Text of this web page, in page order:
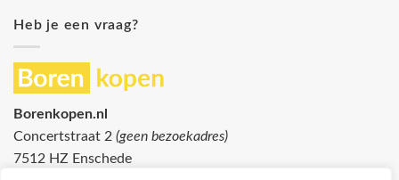
Heb je een vraag?
Borenkopen.nl
Concertstraat 2 (geen bezoekadres)
7512 HZ Enschede